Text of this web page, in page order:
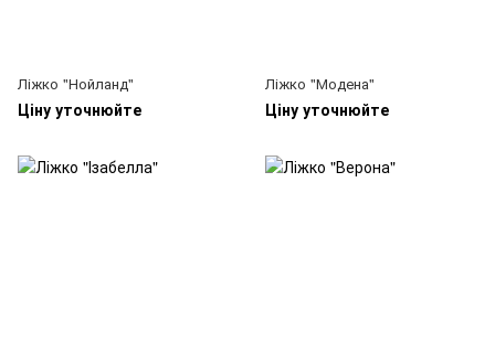
Ліжко "Нойланд"
Ціну уточнюйте
Ліжко "Модена"
Ціну уточнюйте